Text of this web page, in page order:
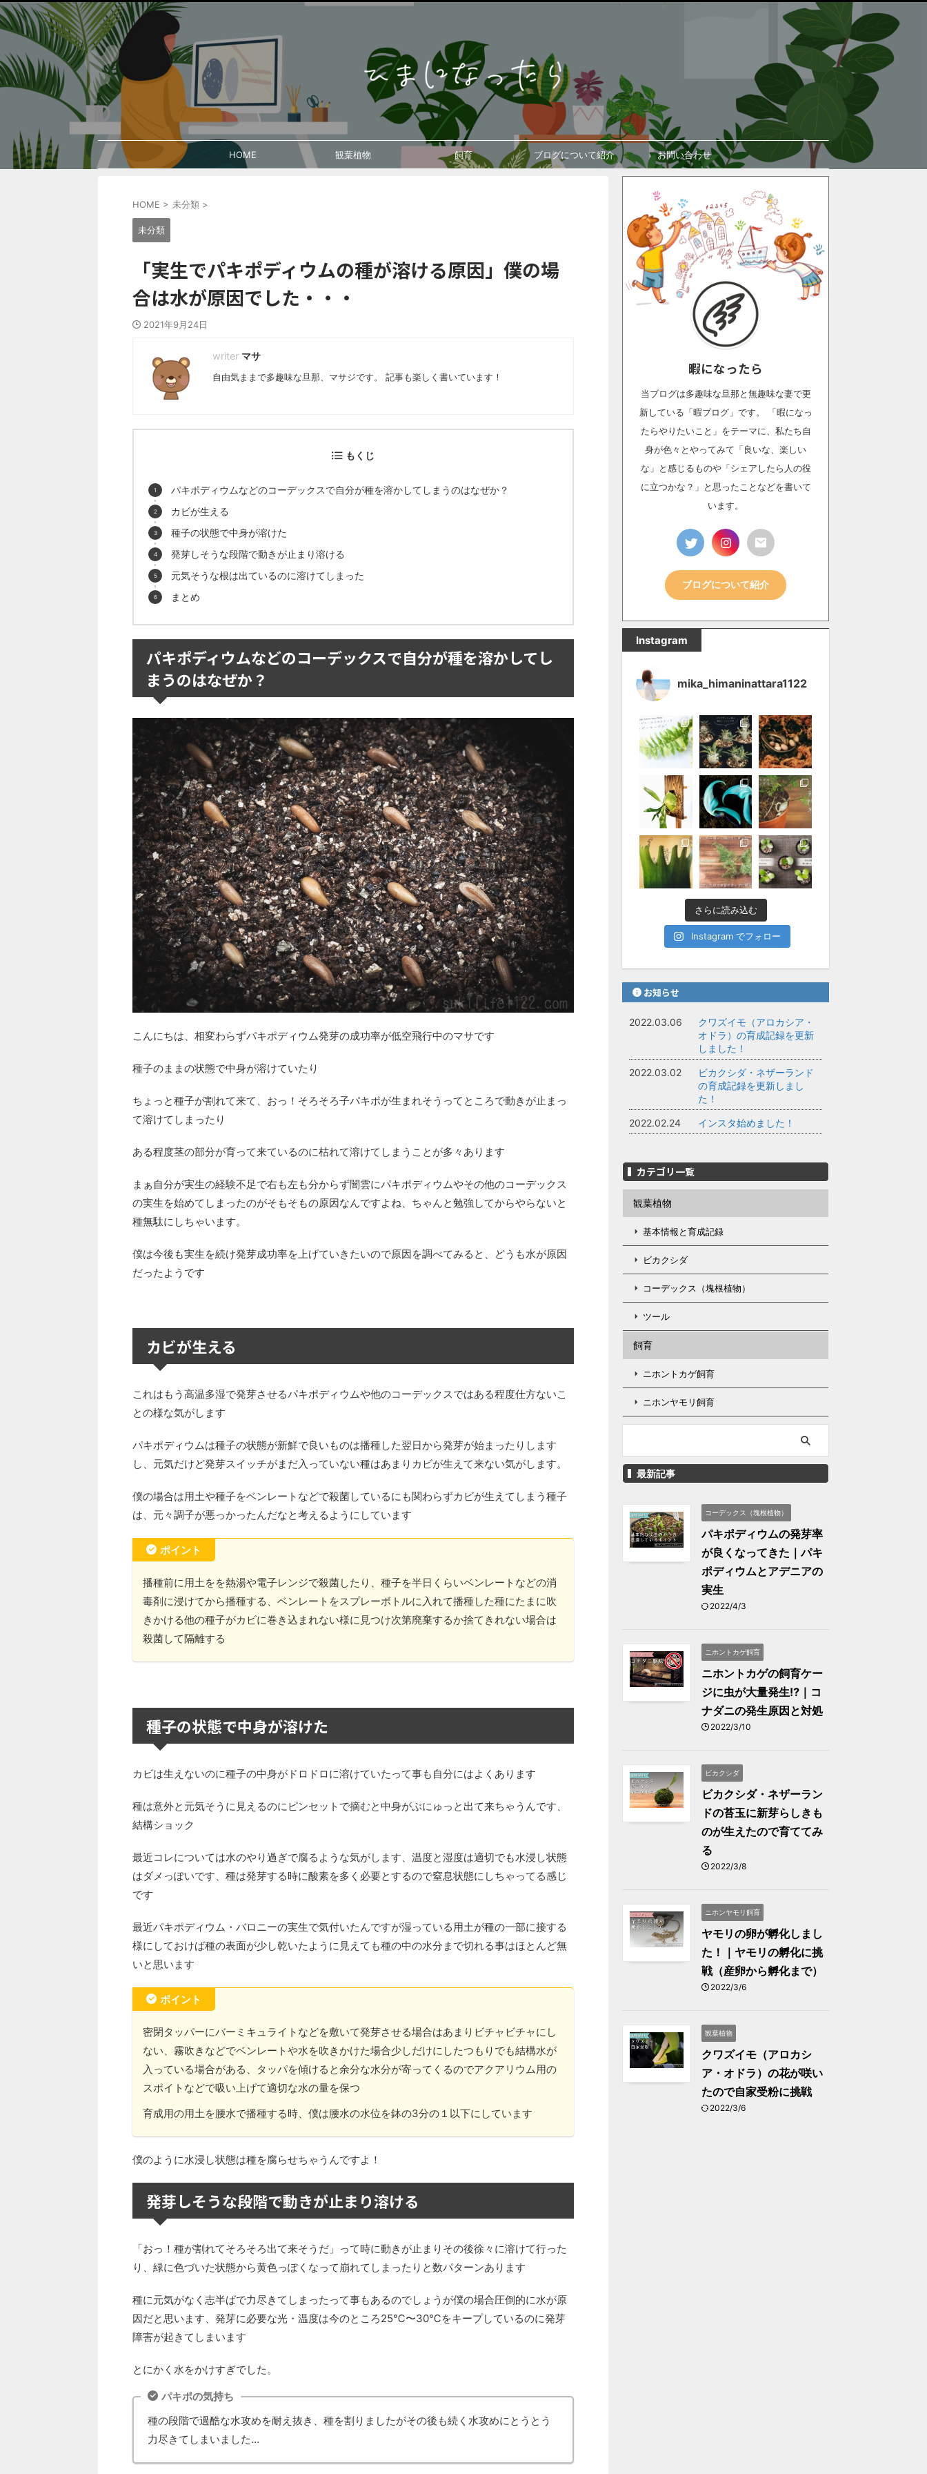
HOME 観葉植物 飼育 ブログについて紹介 お問い合わせ
HOME > 未分類 >
未分類
「実生でパキポディウムの種が溶ける原因」僕の場
合は水が原因でした・・・
2021年9月24日
マサ
自由気ままで多趣味な旦那、マサジです。 記事も楽しく書いています！
もくじ
パキポディウムなどのコーデックスで自分が種を溶かしてしまうのはなぜか？
カビが生える
種子の状態で中身が溶けた
発芽しそうな段階で動きが止まり溶ける
元気そうな根は出ているのに溶けてしまった
まとめ
パキポディウムなどのコーデックスで自分が種を溶かしてし
まうのはなぜか？
こんにちは、相変わらずパキポディウム発芽の成功率が低空飛行中のマサです
種子のままの状態で中身が溶けていたり
ちょっと種子が割れて来て、おっ！そろそろ子パキポが生まれそうってところで動きが止まっ
て溶けてしまったり
ある程度茎の部分が育って来ているのに枯れて溶けてしまうことが多々あります
まぁ自分が実生の経験不足で右も左も分からず闇雲にパキポディウムやその他のコーデックス
の実生を始めてしまったのがそもそもの原因なんですよね、ちゃんと勉強してからやらないと
種無駄にしちゃいます。
僕は今後も実生を続け発芽成功率を上げていきたいので原因を調べてみると、どうも水が原因
だったようです
カビが生える
これはもう高温多湿で発芽させるパキポディウムや他のコーデックスではある程度仕方ないこ
との様な気がします
パキポディウムは種子の状態が新鮮で良いものは播種した翌日から発芽が始まったりします
し、元気だけど発芽スイッチがまだ入っていない種はあまりカビが生えて来ない気がします。
僕の場合は用土や種子をベンレートなどで殺菌しているにも関わらずカビが生えてしまう種子
は、元々調子が悪っかったんだなと考えるようにしています
ポイント
播種前に用土をを熱湯や電子レンジで殺菌したり、種子を半日くらいベンレートなどの消
毒剤に浸けてから播種する、ベンレートをスプレーボトルに入れて播種した種にたまに吹
きかける他の種子がカビに巻き込まれない様に見つけ次第廃棄するか捨てきれない場合は
殺菌して隔離する
種子の状態で中身が溶けた
カビは生えないのに種子の中身がドロドロに溶けていたって事も自分にはよくあります
種は意外と元気そうに見えるのにピンセットで摘むと中身がぶにゅっと出て来ちゃうんです、
結構ショック
最近コレについては水のやり過ぎで腐るような気がします、温度と湿度は適切でも水浸し状態
はダメっぽいです、種は発芽する時に酸素を多く必要とするので窒息状態にしちゃってる感じ
です
最近パキポディウム・バロニーの実生で気付いたんですが湿っている用土が種の一部に接する
様にしておけば種の表面が少し乾いたように見えても種の中の水分まで切れる事はほとんど無
いと思います
ポイント
密閉タッパーにバーミキュライトなどを敷いて発芽させる場合はあまりビチャビチャにし
ない、霧吹きなどでベンレートや水を吹きかけた場合少しだけにしたつもりでも結構水が
入っている場合がある、タッパを傾けると余分な水分が寄ってくるのでアクアリウム用の
スポイトなどで吸い上げて適切な水の量を保つ
育成用の用土を腰水で播種する時、僕は腰水の水位を鉢の3分の１以下にしています
僕のように水浸し状態は種を腐らせちゃうんですよ！
発芽しそうな段階で動きが止まり溶ける
「おっ！種が割れてそろそろ出て来そうだ」って時に動きが止まりその後徐々に溶けて行った
り、緑に色づいた状態から黄色っぽくなって崩れてしまったりと数パターンあります
種に元気がなく志半ばで力尽きてしまったって事もあるのでしょうが僕の場合圧倒的に水が原
因だと思います、発芽に必要な光・温度は今のところ25℃〜30℃をキープしているのに発芽
障害が起きてしまいます
とにかく水をかけすぎでした。
パキポの気持ち
種の段階で過酷な水攻めを耐え抜き、種を割りましたがその後も続く水攻めにとうとう
力尽きてしまいました…
暇になったら
当ブログは多趣味な旦那と無趣味な妻で更
新している「暇ブログ」です。 「暇になっ
たらやりたいこと」をテーマに、私たち自
身が色々とやってみて「良いな、楽しい
な」と感じるものや「シェアしたら人の役
に立つかな？」と思ったことなどを書いて
います。
ブログについて紹介
Instagram
mika_himaninattara1122
さらに読み込む
Instagram でフォロー
お知らせ
2022.03.06
クワズイモ（アロカシア・
オドラ）の育成記録を更新
しました！
2022.03.02
ビカクシダ・ネザーランド
の育成記録を更新しまし
た！
2022.02.24 インスタ始めました！
カテゴリ一覧
観葉植物
基本情報と育成記録
ビカクシダ
コーデックス（塊根植物）
ツール
飼育
ニホントカゲ飼育
ニホンヤモリ飼育
最新記事
コーデックス（塊根植物）
パキポディウムの発芽率
が良くなってきた｜パキ
ポディウムとアデニアの
実生
2022/4/3
ニホントカゲ飼育
ニホントカゲの飼育ケー
ジに虫が大量発生⁉｜コ
ナダニの発生原因と対処
2022/3/10
ビカクシダ
ビカクシダ・ネザーラン
ドの苔玉に新芽らしきも
のが生えたので育ててみ
る
2022/3/8
ニホンヤモリ飼育
ヤモリの卵が孵化しまし
た！｜ヤモリの孵化に挑
戦（産卵から孵化まで）
2022/3/6
観葉植物
クワズイモ（アロカシ
ア・オドラ）の花が咲い
たので自家受粉に挑戦
2022/3/6